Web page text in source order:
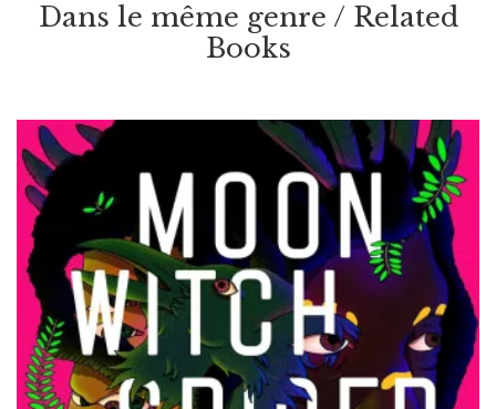
Dans le même genre / Related
Books